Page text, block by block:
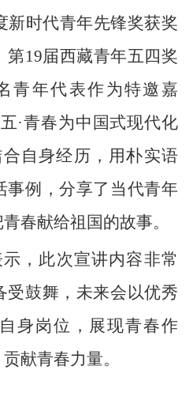
新时代青年先锋奖获奖
第19届西藏青年五四奖
青年代表作为特邀嘉
·青春为中国式现代化
自身经历，用朴实语
事例，分享了当代青年
春献给祖国的故事。
，此次宣讲内容非常
受鼓舞，未来会以优秀
身岗位，展现青春作
献青春力量。